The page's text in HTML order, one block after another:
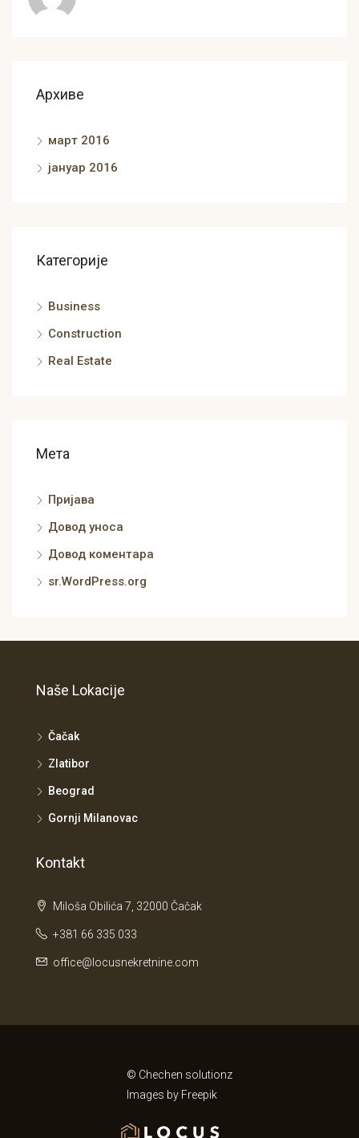
Архиве
март 2016
јануар 2016
Категорије
Business
Construction
Real Estate
Мета
Пријава
Довод уноса
Довод коментара
sr.WordPress.org
Naše Lokacije
Čačak
Zlatibor
Beograd
Gornji Milanovac
Kontakt
Miloša Obilića 7, 32000 Čačak
+381 66 335 033
office@locusnekretnine.com
© Chechen solutionz
Images by Freepik